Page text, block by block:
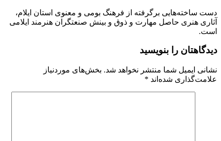
دست ساخته‌هایی برگرفته از فرهنگ بومی و معنوی استان ایلام،
آثاری هنری حاصل مهارت و ذوق و بینش صنعتگران هنرمند ایلامی
است.
دیدگاهتان را بنویسید
نشانی ایمیل شما منتشر نخواهد شد. بخش‌های موردنیاز
علامت‌گذاری شده‌اند *